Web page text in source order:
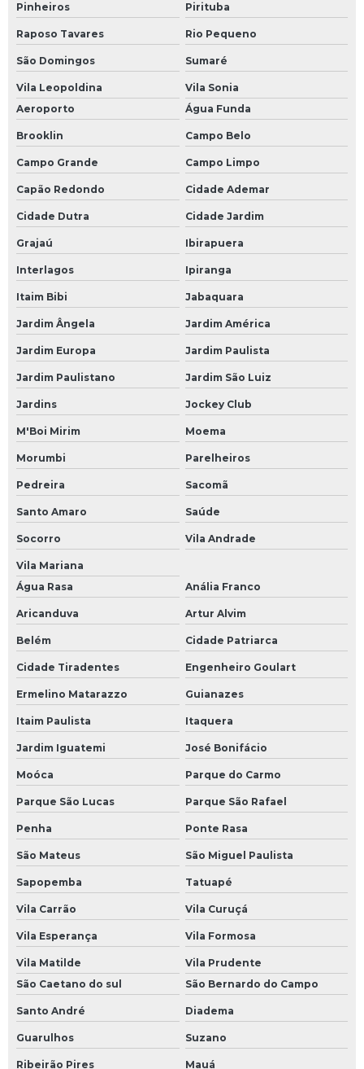
Pinheiros Pirituba
Raposo Tavares Rio Pequeno
São Domingos Sumaré
Vila Leopoldina
Vila Sonia
Aeroporto
Água Funda
Brooklin Campo Belo
Campo Grande Campo Limpo
Capão Redondo Cidade Ademar
Cidade Dutra Cidade Jardim
Grajaú Ibirapuera
Interlagos Ipiranga
Itaim Bibi Jabaquara
Jardim Ângela Jardim América
Jardim Europa Jardim Paulista
Jardim Paulistano Jardim São Luiz
Jardins Jockey Club
M'Boi Mirim Moema
Morumbi Parelheiros
Pedreira Sacomã
Santo Amaro Saúde
Socorro Vila Andrade
Vila Mariana
Água Rasa
Anália Franco
Aricanduva Artur Alvim
Belém Cidade Patriarca
Cidade Tiradentes Engenheiro Goulart
Ermelino Matarazzo Guianazes
Itaim Paulista Itaquera
Jardim Iguatemi José Bonifácio
Moóca Parque do Carmo
Parque São Lucas Parque São Rafael
Penha Ponte Rasa
São Mateus São Miguel Paulista
Sapopemba Tatuapé
Vila Carrão Vila Curuçá
Vila Esperança Vila Formosa
Vila Matilde
Vila Prudente
São Caetano do sul
São Bernardo do Campo
Santo André Diadema
Guarulhos Suzano
Ribeirão Pires Mauá